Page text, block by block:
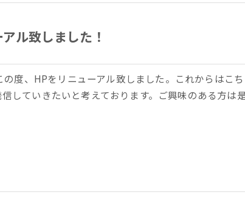
ル致しました！
の度、HPをリニューアル致しました。これからはこ
していきたいと考えております。ご興味のある方は